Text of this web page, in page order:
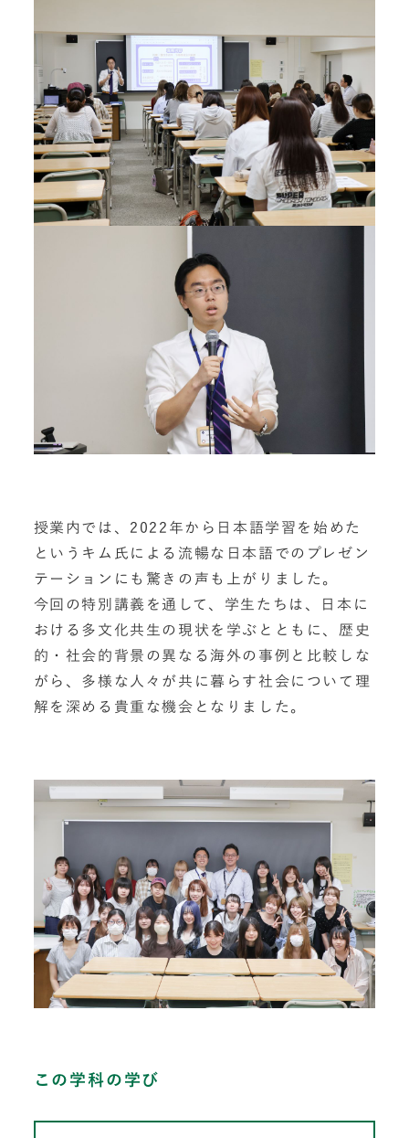
授業内では、2022年から日本語学習を始めた
というキム氏による流暢な日本語でのプレゼン
テーションにも驚きの声も上がりました。
今回の特別講義を通して、学生たちは、日本に
おける多文化共生の現状を学ぶとともに、歴史
的・社会的背景の異なる海外の事例と比較しな
がら、多様な人々が共に暮らす社会について理
解を深める貴重な機会となりました。
この学科の学び